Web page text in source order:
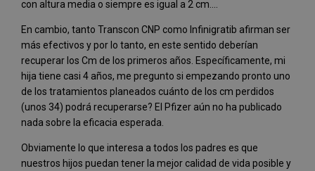
con altura media o siempre es igual a 2 cm....
En cambio, tanto Transcon CNP como Infinigratib afirman ser
más efectivos y por lo tanto, en este sentido deberían
recuperar los Cm de los primeros años. Específicamente, mi
hija tiene casi 4 años, me pregunto si empezando pronto uno
de los tratamientos planeados cuánto de los cm perdidos
(unos 34) podrá recuperarse? El Pfizer aún no ha publicado
nada sobre la eficacia esperada.
Obviamente lo que interesa a todos los padres es que
nuestros hijos puedan tener la mejor calidad de vida posible y